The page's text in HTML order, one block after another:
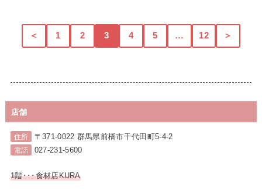
＜ 1 2 3 4 5 … 12 ＞
店舗
住所 〒371-0022 群馬県前橋市千代田町5-4-2
電話 027-231-5600
1階･･･食材店KURA